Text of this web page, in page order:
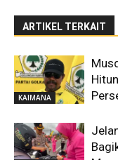
ARTIKEL TERKAIT
KAIMANA